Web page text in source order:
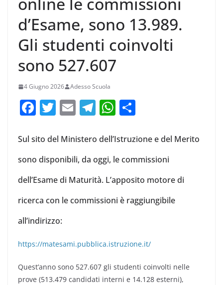
d’Esame, sono 13.989.
Gli studenti coinvolti
sono 527.607
4 Giugno 2026 Adesso Scuola
F
c
e
b
o
o
k
T
itt
er
E
ai
l
T
e
gr
a
m
W
at
s
p
p
n
di
vi
di
Sul sito del Ministero dell’Istruzione e del Merito
sono disponibili, da oggi, le commissioni
dell’Esame di Maturità. L’apposito motore di
ricerca con le commissioni è raggiungibile
all’indirizzo:
https://matesami.pubblica.istruzione.it/
Quest’anno sono 527.607 gli studenti coinvolti nelle
prove (513.479 candidati interni e 14.128 esterni),